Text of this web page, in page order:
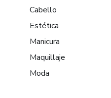
Cabello
Estética
Manicura
Maquillaje
Moda